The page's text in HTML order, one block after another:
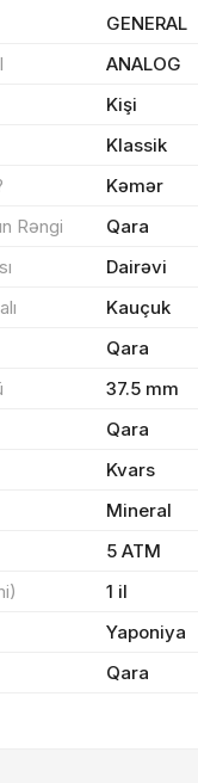
GENERAL
ANALOG
Kişi
Klassik
Kəmər
Rəngi
Qara
Dairəvi
Kauçuk
Qara
37.5 mm
Qara
Kvars
Mineral
5 ATM
1 il
Yaponiya
Qara
əlavə edildi
Sifarişi rəsmiləşdir